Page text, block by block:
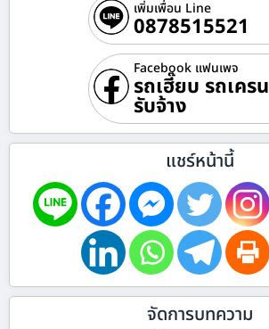
เพิ่มเพื่อน Line
0878515521
Facebook แฟนเพจ
รถเฮี๊ยบ รถเครน
รับจ้าง
แชร์หน้านี้
จัดการบทความ